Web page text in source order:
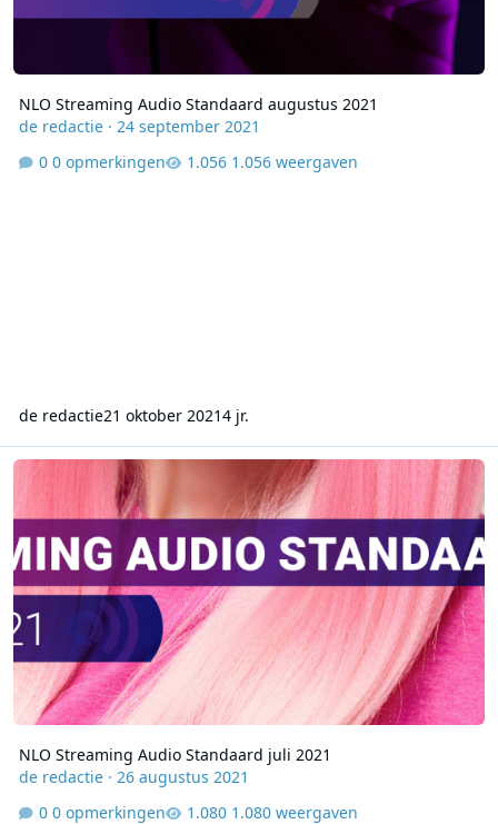
NLO Streaming Audio Standaard augustus 2021
de redactie· 24 september 2021
0 opmerkingen
1.056 weergaven
de redactie21 oktober 20214 jr.
NLO Streaming Audio Standaard juli 2021
NLO Streaming Audio Standaard juli 2021
de redactie· 26 augustus 2021
0 opmerkingen
1.080 weergaven